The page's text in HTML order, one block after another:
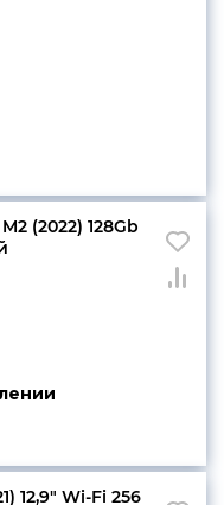
(2022) 128Gb
12,9″ Wi-Fi 256